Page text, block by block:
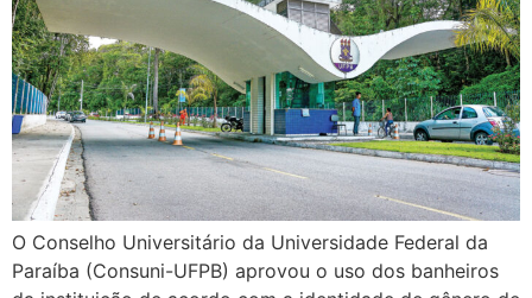
O Conselho Universitário da Universidade Federal da
Paraíba (Consuni-UFPB) aprovou o uso dos banheiros